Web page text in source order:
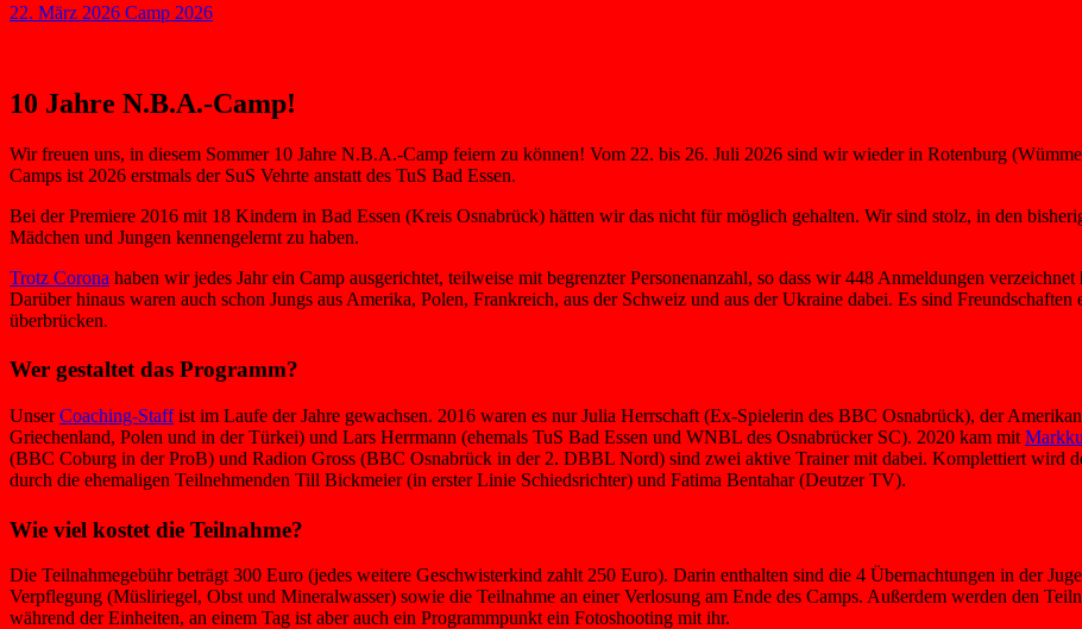
22. März 2026 Camp 2026
10 Jahre N.B.A.-Camp!
Wir freuen uns, in diesem Sommer 10 Jahre N.B.A.-Camp feiern zu können! Vom 22. bis 26. Juli 2026 sind wir wieder in Rotenburg
Camps ist 2026 erstmals der SuS Vehrte anstatt des TuS Bad Essen.
Bei der Premiere 2016 mit 18 Kindern in Bad Essen (Kreis Osnabrück) hätten wir das nicht für möglich gehalten. Wir sind stolz, in den
Mädchen und Jungen kennengelernt zu haben.
Trotz Corona haben wir jedes Jahr ein Camp ausgerichtet, teilweise mit begrenzter Personenanzahl, so dass wir 448 Anmeldungen
Darüber hinaus waren auch schon Jungs aus Amerika, Polen, Frankreich, aus der Schweiz und aus der Ukraine dabei. Es sind
überbrücken.
Wer gestaltet das Programm?
UnserCoaching-Staffist im Laufe der Jahre gewachsen. 2016 waren es nur Julia Herrschaft (Ex-Spielerin des BBC Osnabrück), der
Griechenland, Polen und in der Türkei) und Lars Herrmann (ehemals TuS Bad Essen und WNBL des Osnabrücker SC). 2020 kam mit
(BBC Coburg in der ProB) und Radion Gross (BBC Osnabrück in der 2. DBBL Nord) sind zwei aktive Trainer mit dabei. Komplettiert wird
durch die ehemaligen Teilnehmenden Till Bickmeier (in erster Linie Schiedsrichter) und Fatima Bentahar (Deutzer TV).
Wie viel kostet die Teilnahme?
Die Teilnahmegebühr beträgt 300 Euro (jedes weitere Geschwisterkind zahlt 250 Euro). Darin enthalten sind die 4 Übernachtungen in der
Verpflegung (Müsliriegel, Obst und Mineralwasser) sowie die Teilnahme an einer Verlosung am Ende des Camps. Außerdem werden den
während der Einheiten, an einem Tag ist aber auch ein Programmpunkt ein Fotoshooting mit ihr.